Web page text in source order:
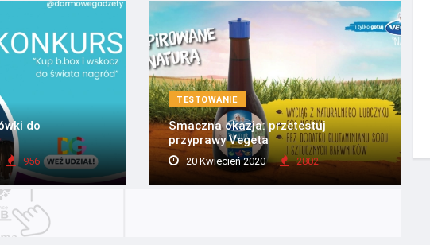
do
956
TESTOWANIE
Smaczna okazja: przetestuj
przyprawy Vegeta
20 Kwiecień 2020 2802